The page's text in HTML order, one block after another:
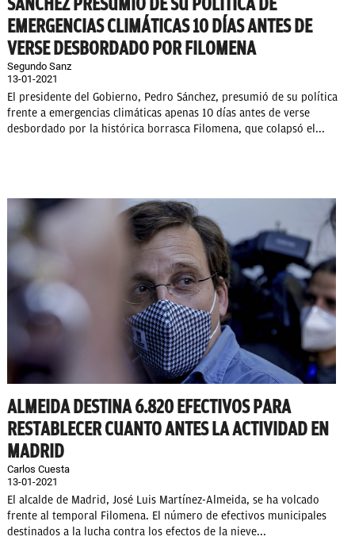
EMERGENCIAS CLIMÁTICAS 10 DÍAS ANTES DE
VERSE DESBORDADO POR FILOMENA
Segundo Sanz
13-01-2021
El presidente del Gobierno, Pedro Sánchez, presumió de su política
frente a emergencias climáticas apenas 10 días antes de verse
desbordado por la histórica borrasca Filomena, que colapsó el...
ALMEIDA DESTINA 6.820 EFECTIVOS PARA
RESTABLECER CUANTO ANTES LA ACTIVIDAD EN
MADRID
Carlos Cuesta
13-01-2021
El alcalde de Madrid, José Luis Martínez-Almeida, se ha volcado
frente al temporal Filomena. El número de efectivos municipales
destinados a la lucha contra los efectos de la nieve...